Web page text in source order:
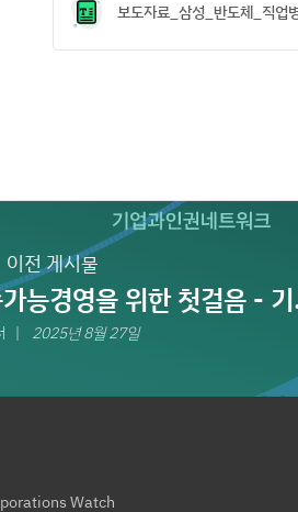
보도자료_삼성_반도체_직
이전 게시물
위한 첫걸음 -
실사 법제화 국회토론회
2025년 8월 27일
Watch